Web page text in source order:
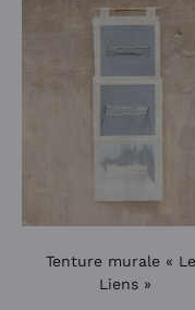
Tenture murale «
Liens »